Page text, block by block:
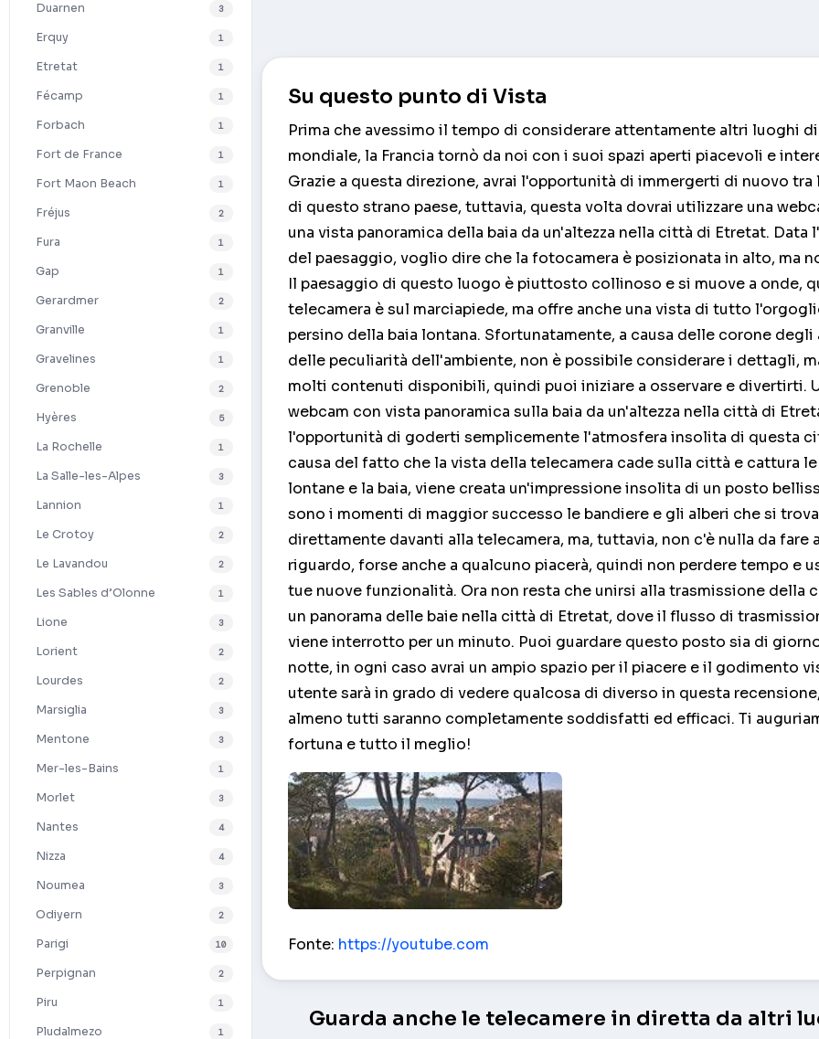
Duarnen 3
Erquy 1
Etretat 1
Fécamp 1
Forbach 1
Fort de France 1
Fort Maon Beach 1
Fréjus 2
Fura 1
Gap 1
Gerardmer 2
Granville 1
Gravelines 1
Grenoble 2
Hyères 5
La Rochelle 1
La Salle-les-Alpes 3
Lannion 1
Le Crotoy 2
Le Lavandou 2
Les Sables d’Olonne 1
Lione 3
Lorient 2
Lourdes 2
Marsiglia 3
Mentone 3
Mer-les-Bains 1
Morlet 3
Nantes 4
Nizza 4
Noumea 3
Odiyern 2
Parigi 10
Perpignan 2
Piru 1
Pludalmezo 1
Su questo punto di Vista
Prima che avessimo il tempo di considerare attentamente altri luoghi
mondiale, la Francia tornò da noi con i suoi spazi aperti piacevoli e
Grazie a questa direzione, avrai l'opportunità di immergerti di nuovo tra
di questo strano paese, tuttavia, questa volta dovrai utilizzare una
una vista panoramica della baia da un'altezza nella città di Etretat. Data
del paesaggio, voglio dire che la fotocamera è posizionata in alto, ma
Il paesaggio di questo luogo è piuttosto collinoso e si muove a onde,
telecamera è sul marciapiede, ma offre anche una vista di tutto
persino della baia lontana. Sfortunatamente, a causa delle corone degli
delle peculiarità dell'ambiente, non è possibile considerare i dettagli,
molti contenuti disponibili, quindi puoi iniziare a osservare e divertirti.
webcam con vista panoramica sulla baia da un'altezza nella città di
l'opportunità di goderti semplicemente l'atmosfera insolita di questa
causa del fatto che la vista della telecamera cade sulla città e cattura
lontane e la baia, viene creata un'impressione insolita di un posto
sono i momenti di maggior successo le bandiere e gli alberi che si
direttamente davanti alla telecamera, ma, tuttavia, non c'è nulla da fare
riguardo, forse anche a qualcuno piacerà, quindi non perdere tempo e
tue nuove funzionalità. Ora non resta che unirsi alla trasmissione della
un panorama delle baie nella città di Etretat, dove il flusso di
viene interrotto per un minuto. Puoi guardare questo posto sia di
notte, in ogni caso avrai un ampio spazio per il piacere e il godimento
utente sarà in grado di vedere qualcosa di diverso in questa
almeno tutti saranno completamente soddisfatti ed efficaci. Ti
fortuna e tutto il meglio!
Fonte: https://youtube.com
Guarda anche le telecamere in diretta da altri